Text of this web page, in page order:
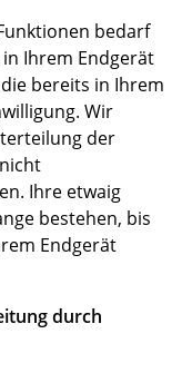
bedarf
Ihrem Endgerät
bereits in Ihrem
Wir
der
Ihre etwaig
bestehen, bis
Endgerät
durch